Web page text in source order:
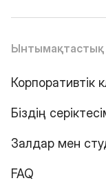
Ынтымақтастық
Корпоративтік
Біздің
Залдар мен
FAQ